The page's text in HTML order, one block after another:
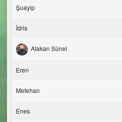
Şuayip
İdris
Atakan Sünel
Eren
Metehan
Enes